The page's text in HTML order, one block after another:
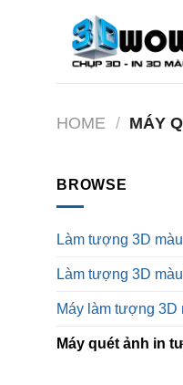
HOME / MÁY
BROWSE
Làm tượng 3D
Làm tượng 3D
Máy làm tượng 3D
Máy quét ảnh in